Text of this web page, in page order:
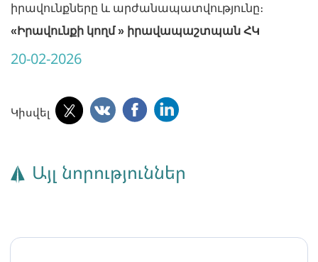
իրավունքները և արժանապատվությունը։
«Իրավունքի կողմ » իրավապաշտպան ՀԿ
20-02-2026
Կիսվել
Այլ նորություններ